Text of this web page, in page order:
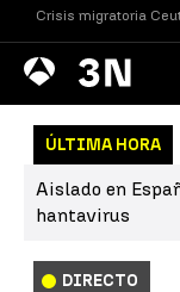
Crisis migratoria
Antena
3 Noticias
ÚLTIMA HORA
Aislado en
hantavirus
DIRECTO